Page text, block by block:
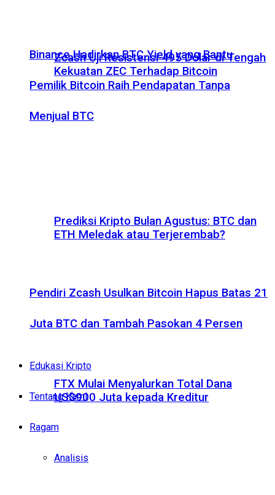
Binance Hadirkan BTC Yield yang Bantu
Pemilik Bitcoin Raih Pendapatan Tanpa
Menjual BTC
Pendiri Zcash Usulkan Bitcoin Hapus Batas 21
Juta BTC dan Tambah Pasokan 4 Persen
Edukasi Kripto
Tentang Kami
Ragam
Analisis
Zcash Uji Resistensi 495 Dolar di Tengah
Kekuatan ZEC Terhadap Bitcoin
Prediksi Kripto Bulan Agustus: BTC dan
ETH Meledak atau Terjerembab?
FTX Mulai Menyalurkan Total Dana
US$900 Juta kepada Kreditur